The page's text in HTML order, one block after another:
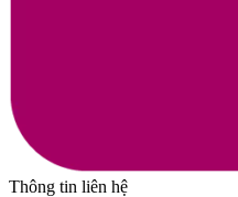
Thông tin liên hệ